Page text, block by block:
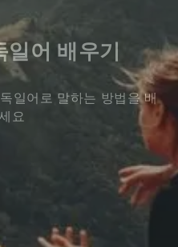
어 배우기
일어로 말하는 방법을 배
요